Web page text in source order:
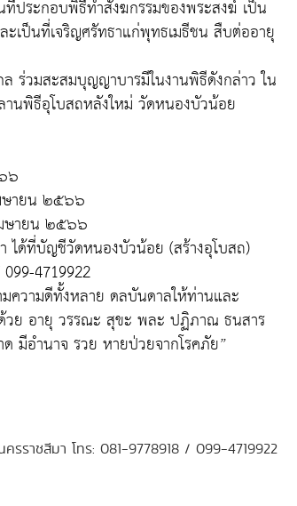
ประกอบพิธีทำสังฆกรรมของพระสงฆ์ เป็น
เป็นที่เจริญศรัทธาแก่พุทธเมธีชน สืบต่ออายุ
ร่วมสะสมบุญญาบารมีในงานพิธีดังกล่าว ใน
พิธีอุโบสถหลังใหม่ วัดหนองบัวน้อย
๖
ษายน ๒๕๖๖
ษายน ๒๕๖๖
ได้ที่บัญชีวัดหนองบัวน้อย (สร้างอุโบสถ)
4719922
วามดีทั้งหลาย ดลบันดาลให้ท่านและ
วย อายุ วรรณะ สุขะ พละ ปฏิภาณ ธนสาร
อำนาจ รวย หายป่วยจากโรคภัย”
ราชสีมา โทร: 081-9778918 / 099-4719922